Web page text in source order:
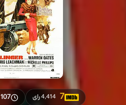
7 4,414 رای 107 دقیقه